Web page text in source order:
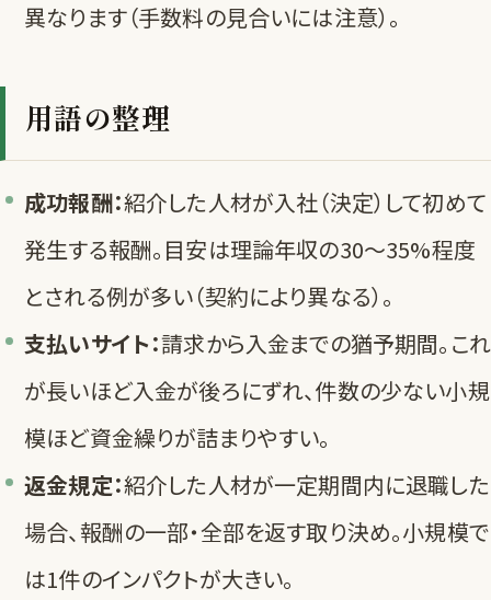
異なります（手数料の見合いには注意）。
用語の整理
成功報酬：紹介した人材が入社（決定）して初めて
発生する報酬。目安は理論年収の30〜35%程度
とされる例が多い（契約により異なる）。
支払いサイト：請求から入金までの猶予期間。これ
が長いほど入金が後ろにずれ、件数の少ない小規
模ほど資金繰りが詰まりやすい。
返金規定：紹介した人材が一定期間内に退職した
場合、報酬の一部・全部を返す取り決め。小規模で
は1件のインパクトが大きい。